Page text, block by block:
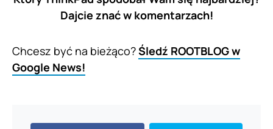
Dajcie znać w komentarzach!
Chcesz być na bieżąco?Śledź ROOTBLOG w
Google News!